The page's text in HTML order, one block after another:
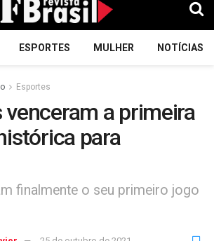
ESPORTES MULHER NOTÍCIAS
Esportes
venceram a primeira
para
finalmente o seu primeiro jogo